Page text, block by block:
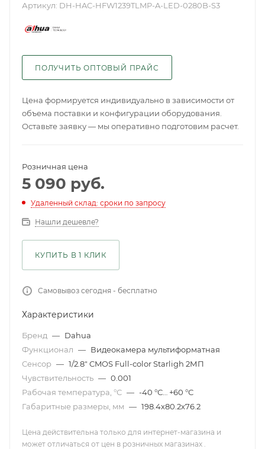
Артикул: DH-HAC-HFW1239TLMP-A-LED-0280B-S3
ПОЛУЧИТЬ ОПТОВЫЙ ПРАЙС
Цена формируется индивидуально в зависимости от
объема поставки и конфигурации оборудования.
Оставьте заявку — мы оперативно подготовим расчет.
Розничная цена
5 090 руб.
Удаленный склад: сроки по запросу
Нашли дешевле?
КУПИТЬ В 1 КЛИК
Самовывоз сегодня - бесплатно
Характеристики
Бренд — Dahua
Функционал — Видеокамера мультиформатная
Сенсор — 1/2.8" CMOS Full-color Starligh 2МП
Чувствительность — 0.001
Рабочая температура, °С — -40 °С… +60 °С
Габаритные размеры, мм — 198.4х80.2х76.2
Цена действительна только для интернет-магазина и
может отличаться от цен в розничных магазинах .